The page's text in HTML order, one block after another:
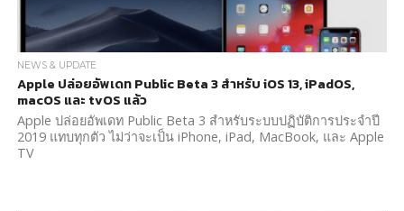
NEWS & UPDATE
Apple ปล่อยอัพเดท Public Beta 3 สำหรับ iOS 13, iPadOS,
macOS และ tvOS แล้ว
Apple ปล่อยอัพเดท Public Beta 3 สำหรับระบบปฏิบัติการประจำปี
2019 แทบทุกตัว ไม่ว่าจะเป็น iPhone, iPad, MacBook, และ Apple
TV